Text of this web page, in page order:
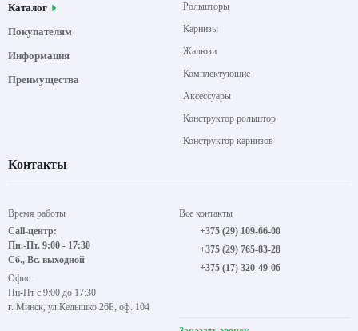
Каталог
Покупателям
Информация
Преимущества
Рольшторы
Карнизы
Жалюзи
Комплектующие
Аксессуары
Конструктор рольштор
Конструктор карнизов
Контакты
Время работы
Call-центр:
Пн.-Пт. 9:00 - 17:30
Сб., Вс. выходной
Офис:
Пн-Пт с 9:00 до 17:30
г. Минск, ул.Кедышко 26Б, оф. 104
Все контакты
+375 (29) 109-66-00
+375 (29) 765-83-28
+375 (17) 320-49-06